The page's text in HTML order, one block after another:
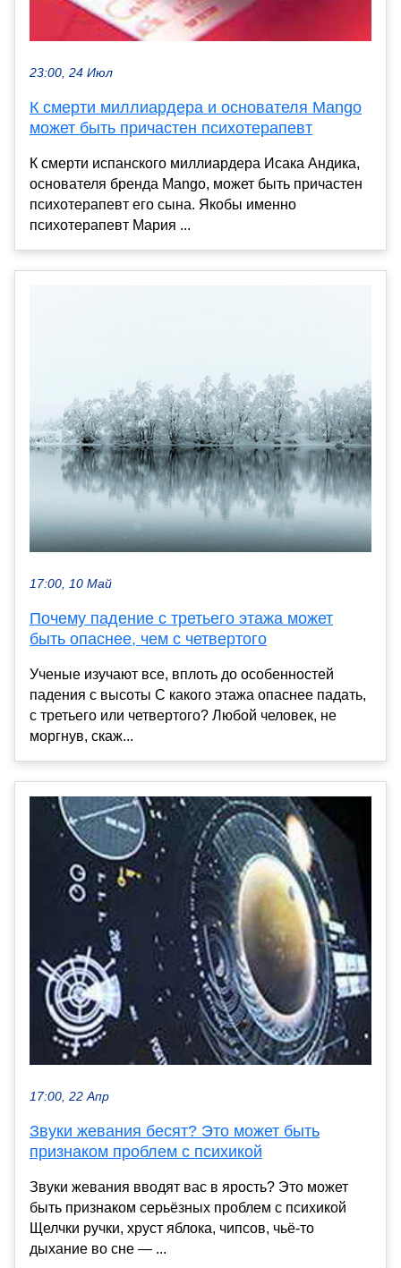
23:00, 24 Июл
К смерти миллиардера и основателя Mango
может быть причастен психотерапевт
К смерти испанского миллиардера Исака Андика,
основателя бренда Mango, может быть причастен
психотерапевт его сына. Якобы именно
психотерапевт Мария ...
17:00, 10 Май
Почему падение с третьего этажа может
быть опаснее, чем с четвертого
Ученые изучают все, вплоть до особенностей
падения с высоты С какого этажа опаснее падать,
с третьего или четвертого? Любой человек, не
моргнув, скаж...
17:00, 22 Апр
Звуки жевания бесят? Это может быть
признаком проблем с психикой
Звуки жевания вводят вас в ярость? Это может
быть признаком серьёзных проблем с психикой
Щелчки ручки, хруст яблока, чипсов, чьё-то
дыхание во сне — ...